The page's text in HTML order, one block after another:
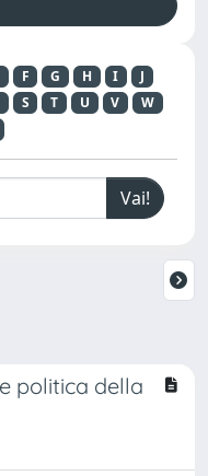
F G H I
J
S T U V
W
politica della